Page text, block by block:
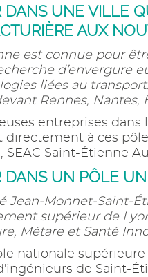
DANS UNE VILLE
AUX
est connue pour
d’envergure
liées au
Rennes,
entreprises
directement à ces
SEAC Saint-Étienne
DANS UN PÔLE
Jean-Monnet-Saint-
supérieur de
Métare et Santé
nationale
de Saint-